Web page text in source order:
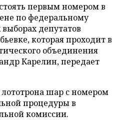
первым номером в
по федеральному
депутатов
которая проходит в
объединения
Карелин, передает
лототрона шар с номером
процедуры в
комиссии.